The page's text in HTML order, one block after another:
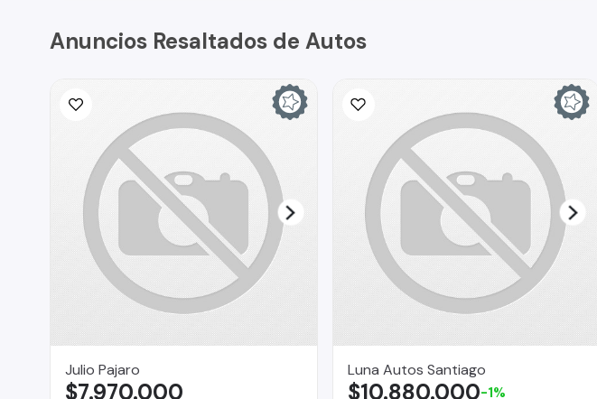
Anuncios Resaltados de Autos
Julio Pajaro
$7.970.000
Luna Autos Santiago
$10.880.000-1%